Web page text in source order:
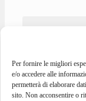
Per fornire le migliori
e/o accedere alle
permetterà di elaborare
sito. Non acconsentire o